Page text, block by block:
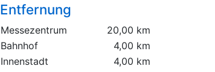
Entfernung
Messezentrum
20,00 km
Bahnhof
4,00 km
Innenstadt
4,00 km